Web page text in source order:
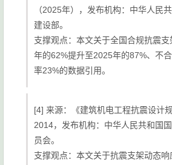
（2025年），发布机构：中华人民
建设部。
支撑观点：本文关于全国合规抗震
年的62%提升至2025年的87%、不
率23%的数据引用。
[4] 来源：《建筑机电工程抗震设计
2014，发布机构：中华人民共和国
员会。
支撑观点：本文关于抗震支架动态